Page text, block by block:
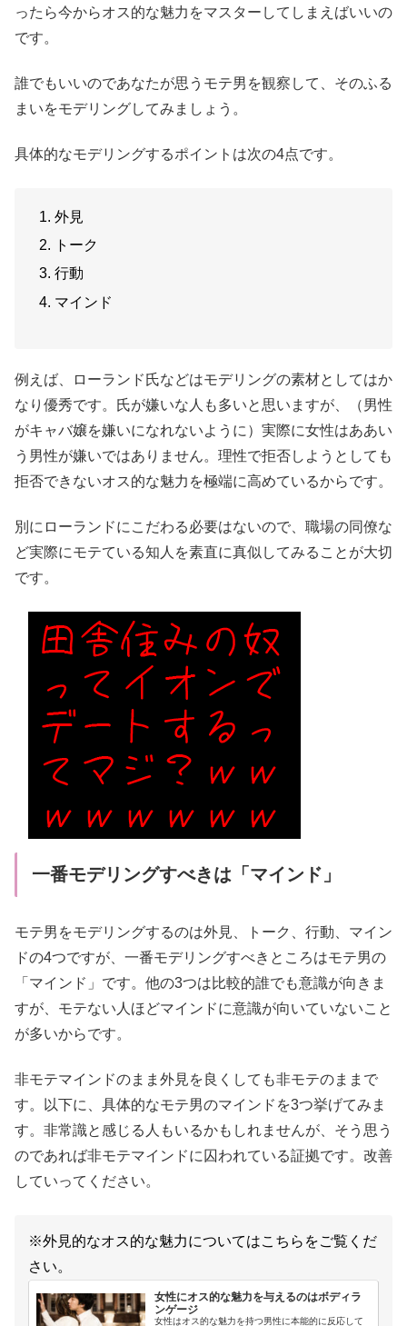
ったら今からオス的な魅力をマスターしてしまえばいいの
です。
誰でもいいのであなたが思うモテ男を観察して、そのふる
まいをモデリングしてみましょう。
具体的なモデリングするポイントは次の4点です。
外見
トーク
行動
マインド
例えば、ローランド氏などはモデリングの素材としてはか
なり優秀です。氏が嫌いな人も多いと思いますが、（男性
がキャバ嬢を嫌いになれないように）実際に女性はああい
う男性が嫌いではありません。理性で拒否しようとしても
拒否できないオス的な魅力を極端に高めているからです。
別にローランドにこだわる必要はないので、職場の同僚な
ど実際にモテている知人を素直に真似してみることが大切
です。
一番モデリングすべきは「マインド」
モテ男をモデリングするのは外見、トーク、行動、マイン
ドの4つですが、一番モデリングすべきところはモテ男の
「マインド」です。他の3つは比較的誰でも意識が向きま
すが、モテない人ほどマインドに意識が向いていないこと
が多いからです。
非モテマインドのまま外見を良くしても非モテのままで
す。以下に、具体的なモテ男のマインドを3つ挙げてみま
す。非常識と感じる人もいるかもしれませんが、そう思う
のであれば非モテマインドに囚われている証拠です。改善
していってください。
※外見的なオス的な魅力についてはこちらをご覧くだ
さい。
女性にオス的な魅力を与えるのはボディラ
ンゲージ
女性はオス的な魅力を持つ男性に本能的に反応して